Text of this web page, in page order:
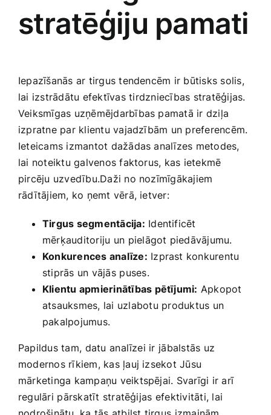
stratēģiju pamati
Iepazīšanās ar tirgus tendencēm ir būtisks solis,
lai‌ izstrādātu efektīvas ⁤tirdzniecības stratēģijas.
Veiksmīgas uzņēmējdarbības pamatā ir dziļa
izpratne par klientu vajadzībām un preferencēm.⁢
Ieteicams‍ izmantot dažādas analīzes metodes,
lai noteiktu‍ galvenos faktorus, kas ietekmē‌
pircēju uzvedību.Daži no nozīmīgākajiem
rādītājiem, ko ņemt vērā, ietver:
Tirgus‌ segmentācija: Identificēt
‍mērķauditoriju ⁤un pielāgot piedāvājumu.
Konkurences analīze: Izprast konkurentu⁢
stiprās un vājās⁣ puses.
Klientu apmierinātības pētījumi: Apkopot
atsauksmes, lai uzlabotu ⁣produktus ⁤un
pakalpojumus.
Papildus tam,⁢ datu⁢ analīzei ir ⁢jābalstās uz
modernos rīkiem, kas ļauj izsekot Jūsu
mārketinga kampaņu‍ veiktspējai. Svarīgi ir arī
regulāri ⁣pārskatīt stratēģijas⁣ efektivitāti, lai